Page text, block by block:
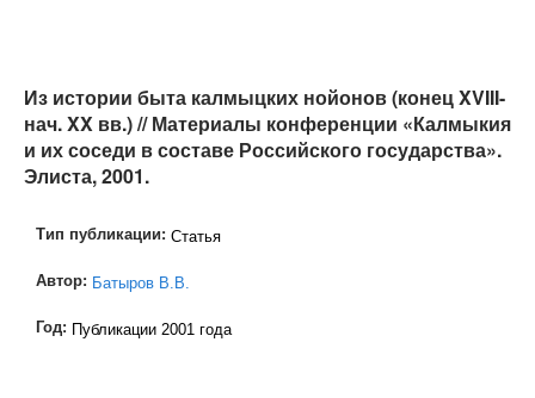
Из истории быта калмыцких нойонов (конец XVIII-
нач. XX вв.) // Материалы конференции «Калмыкия
и их соседи в составе Российского государства».
Элиста, 2001.
Тип публикации: Статья
Автор: Батыров В.В.
Год: Публикации 2001 года